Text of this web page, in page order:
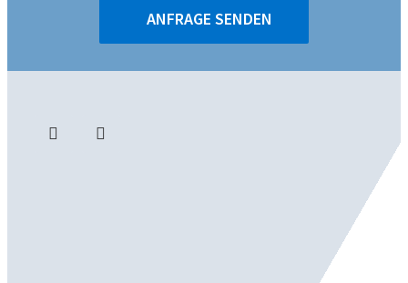
ANFRAGE SENDEN